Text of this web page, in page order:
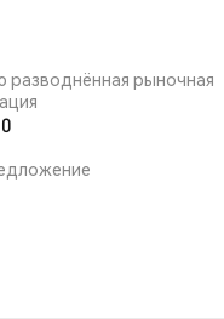
разводнённая рыночная